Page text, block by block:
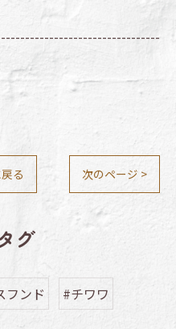
る 次のページ >
グ
フンド #チワワ